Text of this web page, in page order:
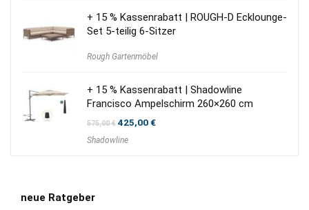
+ 15 % Kassenrabatt | ROUGH-D Ecklounge-
Set 5-teilig 6-Sitzer
Rough Gartenmöbel
+ 15 % Kassenrabatt | Shadowline
Francisco Ampelschirm 260×260 cm
575,00€ Ursprünglicher
war:
425,00€Aktueller
Shadowline
neue Ratgeber